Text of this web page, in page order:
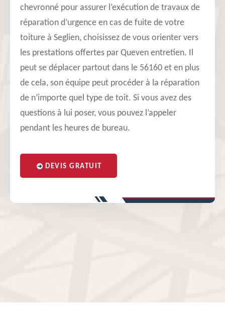
chevronné pour assurer l’exécution de travaux de
réparation d’urgence en cas de fuite de votre
toiture à Seglien, choisissez de vous orienter vers
les prestations offertes par Queven entretien. Il
peut se déplacer partout dans le 56160 et en plus
de cela, son équipe peut procéder à la réparation
de n’importe quel type de toit. Si vous avez des
questions à lui poser, vous pouvez l’appeler
pendant les heures de bureau.
DEVIS GRATUIT